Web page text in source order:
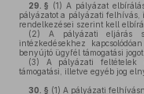
29. § (1) A pályázat
pályázatot a pályázati
rendelkezései szerint kell
(2) A pályázati eljárás
intézkedésekhez
benyújtó ügyfél támogatási
(3) A pályázati feltételek
támogatási, illetve egyéb jog
30. § (1) A pályázati